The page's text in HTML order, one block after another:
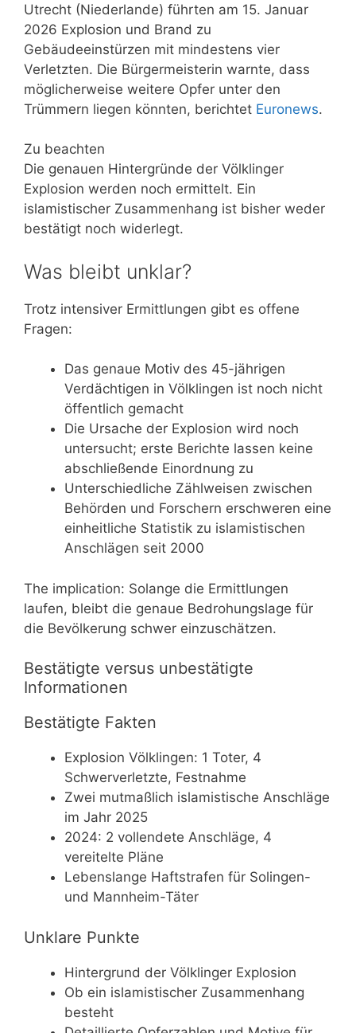
Utrecht (Niederlande) führten am 15. Januar
2026 Explosion und Brand zu
Gebäudeeinstürzen mit mindestens vier
Verletzten. Die Bürgermeisterin warnte, dass
möglicherweise weitere Opfer unter den
Trümmern liegen könnten, berichtet Euronews.
Zu beachten
Die genauen Hintergründe der Völklinger
Explosion werden noch ermittelt. Ein
islamistischer Zusammenhang ist bisher weder
bestätigt noch widerlegt.
Was bleibt unklar?
Trotz intensiver Ermittlungen gibt es offene
Fragen:
Das genaue Motiv des 45-jährigen
Verdächtigen in Völklingen ist noch nicht
öffentlich gemacht
Die Ursache der Explosion wird noch
untersucht; erste Berichte lassen keine
abschließende Einordnung zu
Unterschiedliche Zählweisen zwischen
Behörden und Forschern erschweren eine
einheitliche Statistik zu islamistischen
Anschlägen seit 2000
The implication: Solange die Ermittlungen
laufen, bleibt die genaue Bedrohungslage für
die Bevölkerung schwer einzuschätzen.
Bestätigte versus unbestätigte
Informationen
Bestätigte Fakten
Explosion Völklingen: 1 Toter, 4
Schwerverletzte, Festnahme
Zwei mutmaßlich islamistische Anschläge
im Jahr 2025
2024: 2 vollendete Anschläge, 4
vereitelte Pläne
Lebenslange Haftstrafen für Solingen-
und Mannheim-Täter
Unklare Punkte
Hintergrund der Völklinger Explosion
Ob ein islamistischer Zusammenhang
besteht